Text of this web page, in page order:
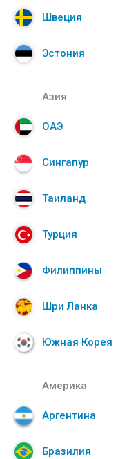
Швеция
Эстония
Азия
ОАЭ
Сингапур
Таиланд
Турция
Филиппины
Шри Ланка
Южная Корея
Америка
Аргентина
Бразилия